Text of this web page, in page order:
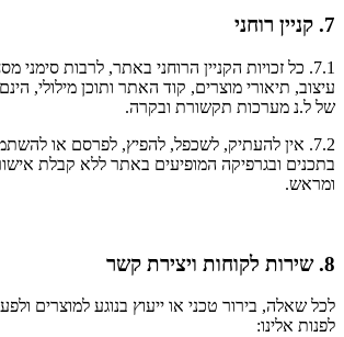
7. קניין רוחני
7.1. כל זכויות הקניין הרוחני באתר, לרבות סימני
עיצוב, תיאורי מוצרים, קוד האתר ותוכן מילולי,
של ל.נ מערכות תקשורת ובקרה.
7.2. אין להעתיק, לשכפל, להפיץ, לפרסם או
בתכנים ובגרפיקה המופיעים באתר ללא קבלת
ומראש.
8. שירות לקוחות ויצירת קשר
לכל שאלה, בירור טכני או ייעוץ בנוגע למוצרים
לפנות אלינו: